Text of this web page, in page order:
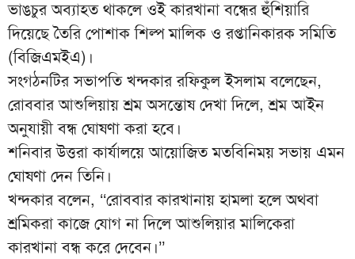
ভাঙচুর অব্যাহত থাকলে ওই কারখানা বন্ধের হুঁশিয়ারি
দিয়েছে তৈরি পোশাক শিল্প মালিক ও রপ্তানিকারক সমিতি
(বিজিএমইএ)।
সংগঠনটির সভাপতি খন্দকার রফিকুল ইসলাম বলেছেন,
রোববার আশুলিয়ায় শ্রম অসন্তোষ দেখা দিলে, শ্রম আইন
অনুযায়ী বন্ধ ঘোষণা করা হবে।
শনিবার উত্তরা কার্যালয়ে আয়োজিত মতবিনিময় সভায় এমন
ঘোষণা দেন তিনি।
খন্দকার বলেন, ‘‘রোববার কারখানায় হামলা হলে অথবা
শ্রমিকরা কাজে যোগ না দিলে আশুলিয়ার মালিকেরা
কারখানা বন্ধ করে দেবেন।’’